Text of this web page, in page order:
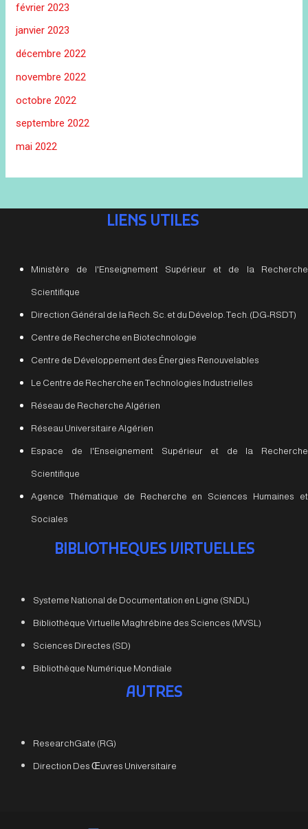
février 2023
janvier 2023
décembre 2022
novembre 2022
octobre 2022
septembre 2022
mai 2022
LIENS UTILES
Ministère de l'Enseignement Supérieur et de la Recherche
Scientifique
Direction Général de la Rech. Sc. et du Dévelop. Tech. (DG-RSDT)
Centre de Recherche en Biotechnologie
Centre de Développement des Énergies Renouvelables
Le Centre de Recherche en Technologies Industrielles
Réseau de Recherche Algérien
Réseau Universitaire Algérien
Espace de l'Enseignement Supérieur et de la Recherche
Scientifique
Agence Thématique de Recherche en Sciences Humaines et
Sociales
BIBLIOTHEQUES VIRTUELLES
Systeme National de Documentation en Ligne (SNDL)
Bibliothèque Virtuelle Maghrébine des Sciences (MVSL)
Sciences Directes (SD)
Bibliothèque Numérique Mondiale
AUTRES
ResearchGate (RG)
Direction Des Œuvres Universitaire